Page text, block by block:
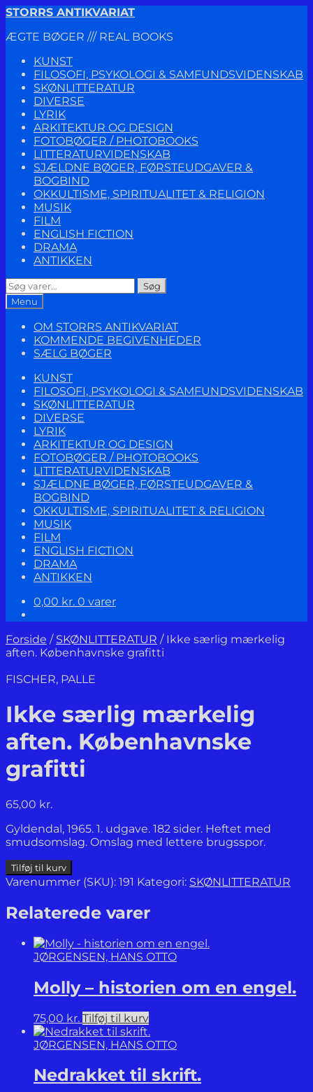
Spring
navigation
Spring
indhold
STORRS ANTIKVARIAT
ÆGTE BØGER /// REAL BOOKS
KUNST
FILOSOFI, PSYKOLOGI & SAMFUNDSVIDENSKAB
SKØNLITTERATUR
DIVERSE
LYRIK
ARKITEKTUR OG DESIGN
FOTOBØGER / PHOTOBOOKS
LITTERATURVIDENSKAB
SJÆLDNE BØGER, FØRSTEUDGAVER &
BOGBIND
OKKULTISME, SPIRITUALITET & RELIGION
MUSIK
FILM
ENGLISH FICTION
DRAMA
ANTIKKEN
Søg
efter:
Søg
Menu
OM STORRS ANTIKVARIAT
KOMMENDE BEGIVENHEDER
SÆLG BØGER
KUNST
FILOSOFI, PSYKOLOGI & SAMFUNDSVIDENSKAB
SKØNLITTERATUR
DIVERSE
LYRIK
ARKITEKTUR OG DESIGN
FOTOBØGER / PHOTOBOOKS
LITTERATURVIDENSKAB
SJÆLDNE BØGER, FØRSTEUDGAVER &
BOGBIND
OKKULTISME, SPIRITUALITET & RELIGION
MUSIK
FILM
ENGLISH FICTION
DRAMA
ANTIKKEN
0,00 kr. 0 varer
Forside / SKØNLITTERATUR / Ikke særlig mærkelig
aften. Københavnske grafitti
FISCHER, PALLE
Ikke særlig mærkelig
aften. Københavnske
grafitti
65,00 kr.
Gyldendal, 1965. 1. udgave. 182 sider. Heftet med
smudsomslag. Omslag med lettere brugsspor.
Ikke
særlig
aften.
Københavnske
antal
Tilføj til kurv
Varenummer (SKU): 191 Kategori: SKØNLITTERATUR
Relaterede varer
JØRGENSEN, HANS OTTO
Molly – historien om en engel.
75,00 kr. Tilføj til kurv
JØRGENSEN, HANS OTTO
Nedrakket til skrift.